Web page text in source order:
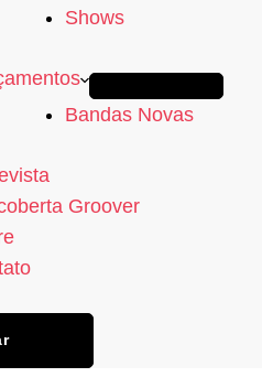
Shows
Bandas Novas
Groover